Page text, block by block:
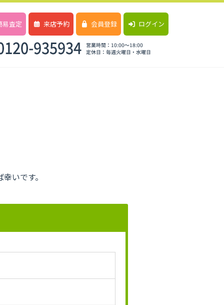
易査定 来店予約 会員登録 ログイン
いです。